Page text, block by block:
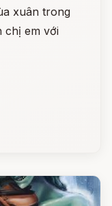
xuân trong
chị em với